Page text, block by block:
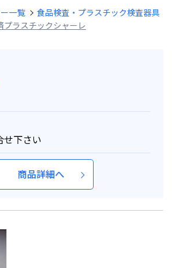
一覧
食品検査・プラスチック検査器具
プラスチックシャーレ
せ下さい
商品詳細へ